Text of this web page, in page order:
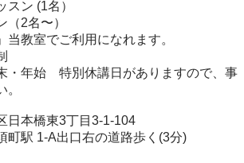
スン (1名）
（2名〜）
当教室でご利用になれます。
・年始　特別休講日がありますので、事
日本橋東3丁目3-1-104
町駅 1-A出口右の道路歩く(3分)